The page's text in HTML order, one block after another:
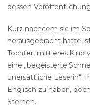
dessen
Kurz nachdem sie im
herausgebracht hatte,
Tochter, mittleres Kind
eine „begeisterte
unersättliche Leserin“.
Englisch zu haben,
Sternen.